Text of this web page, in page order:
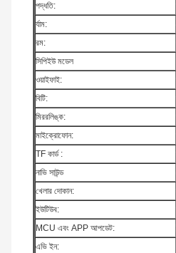
পদ্ধতি:
র্যাম:
রম:
সিপিইউ মডেল
ওয়াইফাই:
বিটি:
মিররলিঙ্ক:
মাইক্রোফোন:
TF কার্ড :
নাভি সাউন্ড
খেলার দোকান:
ইউটিউব:
MCU এবং APP আপডেট:
এভি ইন: